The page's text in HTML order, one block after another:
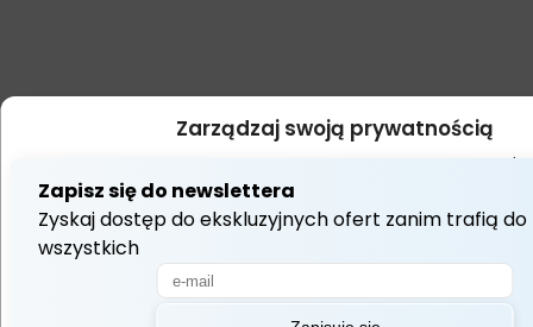
Zarządzaj swoją prywatnością
dostępu do informacji o urządzeniu. Robimy to, aby poprawić
wyświetlać (nie)spersonalizowane reklamy. Wyrażenie zgody na
umożliwi nam przetwarzanie danych, takich jak zachowanie
lub unikalne identyfikatory na tej stronie. Brak wyrażenia zgody
może niekorzystnie wpłynąć na niektóre cechy i funkcje.